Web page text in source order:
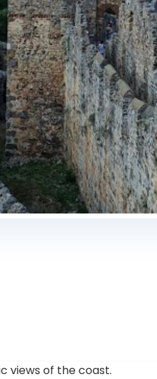
views of the coast.